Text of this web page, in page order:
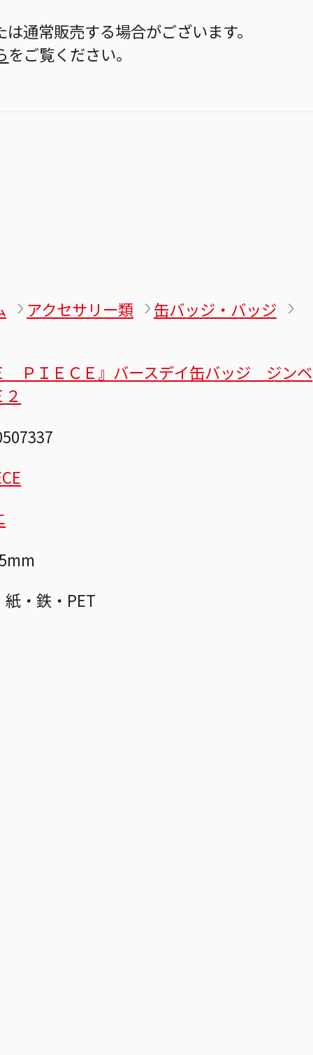
通常販売する場合がございます。
をご覧ください。
アクセサリー類 缶バッジ・バッジ
ＰＩＥＣＥ』バースデイ缶バッジ ジンベ
・鉄・PET